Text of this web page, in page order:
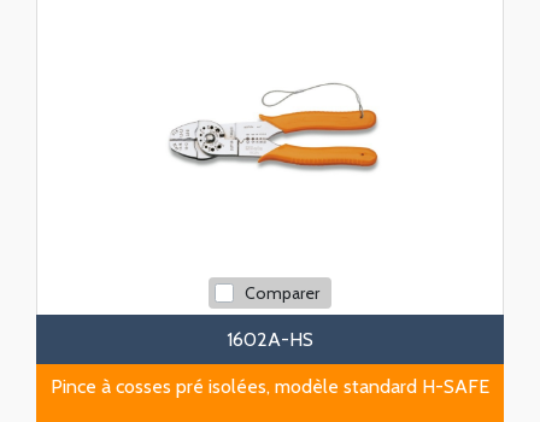
Comparer
1602A-HS
Pince à cosses pré isolées, modèle standard H-SAFE